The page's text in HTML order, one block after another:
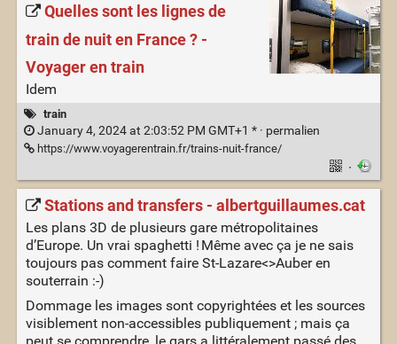
Quelles sont les lignes de
train de nuit en France ? -
Voyager en train
Idem
train
January 4, 2024 at 2:03:52 PM GMT+1 * · permalien
https://www.voyagerentrain.fr/trains-nuit-france/
·
Stations and transfers - albertguillaumes.cat
Les plans 3D de plusieurs gare métropolitaines
d’Europe. Un vrai spaghetti ! Même avec ça je ne sais
toujours pas comment faire St-Lazare<>Auber en
souterrain :-)
Dommage les images sont copyrightées et les sources
visiblement non-accessibles publiquement ; mais ça